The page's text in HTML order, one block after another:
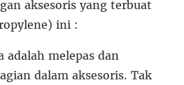
aksesoris yang terbuat
ini :
adalah melepas dan
dalam aksesoris. Tak